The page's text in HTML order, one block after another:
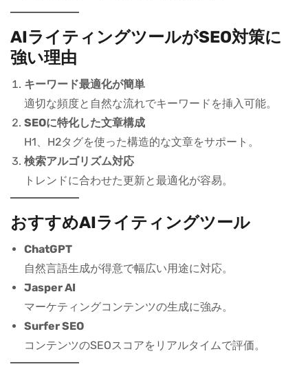
AIライティングツールがSEO対策に
強い理由
キーワード最適化が簡単
適切な頻度と自然な流れでキーワードを挿入可能。
SEOに特化した文章構成
H1、H2タグを使った構造的な文章をサポート。
検索アルゴリズム対応
トレンドに合わせた更新と最適化が容易。
おすすめAIライティングツール
ChatGPT
自然言語生成が得意で幅広い用途に対応。
Jasper AI
マーケティングコンテンツの生成に強み。
Surfer SEO
コンテンツのSEOスコアをリアルタイムで評価。